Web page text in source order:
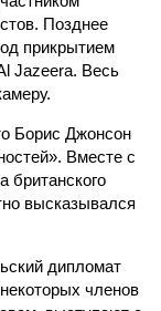
Позднее
прикрытием
Jazeera. Весь
Борис Джонсон
Вместе с
британского
высказывался
дипломат
членов